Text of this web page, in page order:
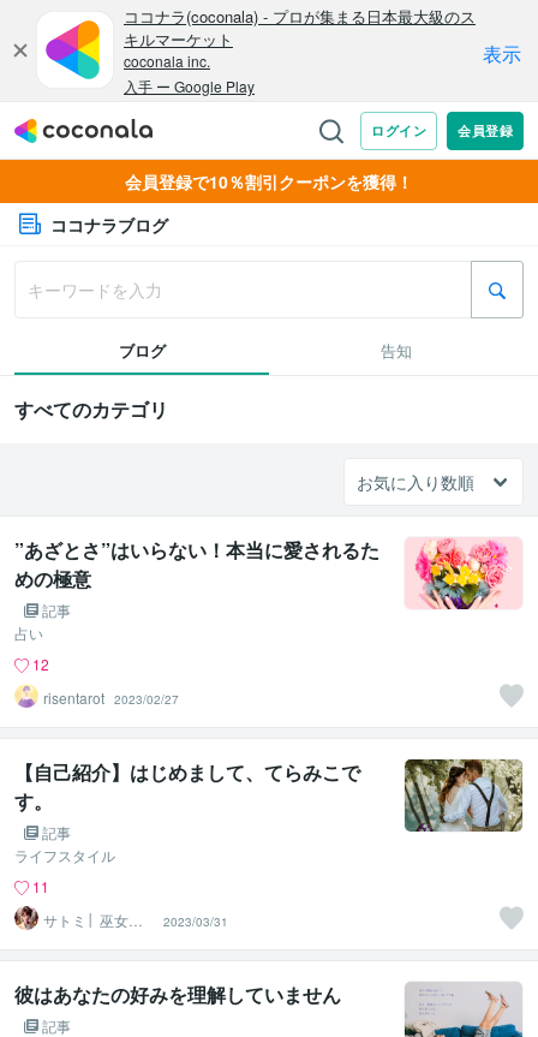
会員登録で10％割引クーポンを獲得！
ココナラブログ
ブログ 告知
すべてのカテゴリ
”あざとさ”はいらない！本当に愛されるた
めの極意
記事
占い
12
risentarot 2023/02/27
【自己紹介】はじめまして、てらみこで
す。
記事
ライフスタイル
11
サトミ│ 巫女式
恋愛占い師
2023/03/31
彼はあなたの好みを理解していません
記事